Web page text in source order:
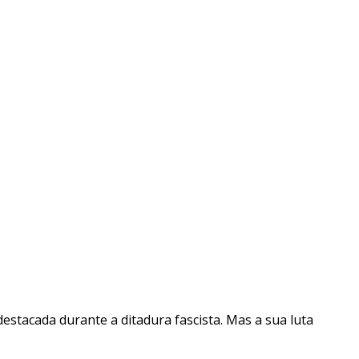
durante a ditadura fascista. Mas a sua luta